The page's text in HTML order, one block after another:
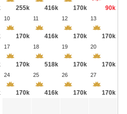
255k 416k 170k 90k
10
170k
11
416k
12
170k
13
170k
17
170k
18
518k
19
170k
20
170k
24
170k
25
416k
26
170k
27
170k